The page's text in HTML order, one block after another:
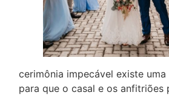
cerimônia impecável existe
para que o casal e os anfitriões